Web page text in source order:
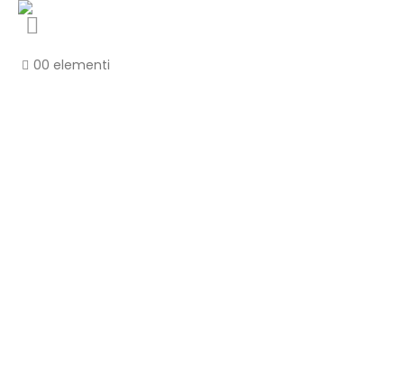
00 elementi